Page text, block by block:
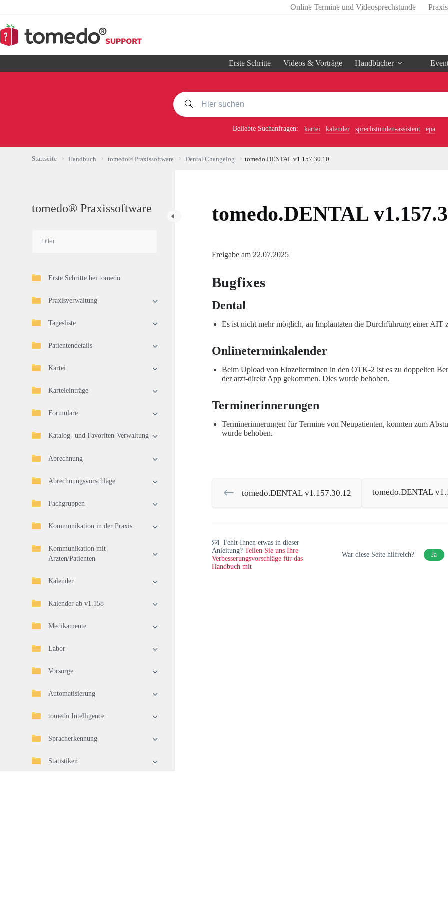
springen
Online Termine und Videosprechstunde
Erste Schritte Videos & Vorträge Handbücher
Beliebte Suchanfragen: kartei kalender sprechstunden-assistent epa
Startseite Handbuch tomedo® Praxissoftware Dental Changelog tomedo.DENTAL v1.157.30.10
tomedo® Praxissoftware
Erste Schritte bei tomedo
Praxisverwaltung
Tagesliste
Patientendetails
Kartei
Karteieinträge
Formulare
Katalog- und Favoriten-Verwaltung
Abrechnung
Abrechnungsvorschläge
Fachgruppen
Kommunikation in der Praxis
Kommunikation mit
Ärzten/Patienten
Kalender
Kalender ab v1.158
Medikamente
Labor
Vorsorge
Automatisierung
tomedo Intelligence
Spracherkennung
Statistiken
tomedo.DENTAL
Freigabe am 22.07.2025
Bugfixes
Dental
Es ist nicht mehr möglich, an Implantaten die Durchführung einer AIT
Onlineterminkalender
Beim Upload von Einzelterminen in den OTK-2 ist es zu doppelten
der arzt-direkt App gekommen. Dies wurde behoben.
Terminerinnerungen
Terminerinnerungen für Termine von Neupatienten, konnten zum
wurde behoben.
tomedo.DENTAL v1.157.30.12 tomedo.DENTAL
Fehlt Ihnen etwas in dieser
Anleitung? Teilen Sie uns Ihre
Verbesserungsvorschläge für das
Handbuch mit
War diese Seite hilfreich? Ja